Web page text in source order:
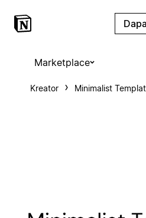
Marketplace
Kreator Minimalist